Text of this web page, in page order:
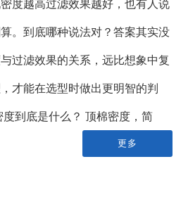
。到底哪种说法对？答案其实没
过滤效果的关系，远比想象中复
才能在选型时做出更明智的判
到底是什么？ 顶棉密度，简
更多